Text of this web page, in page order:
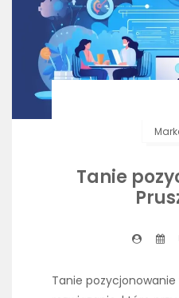
Tanie
Tanie pozycjonowanie